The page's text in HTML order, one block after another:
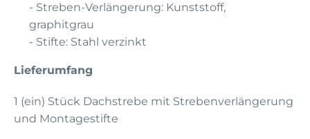
- Streben-Verlängerung: Kunststoff,
graphitgrau
- Stifte: Stahl verzinkt
Lieferumfang
1 (ein) Stück Dachstrebe mit Strebenverlängerung
und Montagestifte